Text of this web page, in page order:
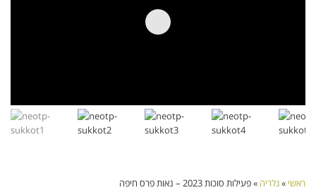
ראשי »גלריה »פעילות סוכות 2023 – נאות פרס חיפה